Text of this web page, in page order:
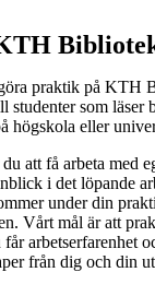
praktik på KTH
studenter som läser
högskola eller
att få arbeta med
i det löpande
under din
Vårt mål är att
arbetserfarenhet
från dig och din